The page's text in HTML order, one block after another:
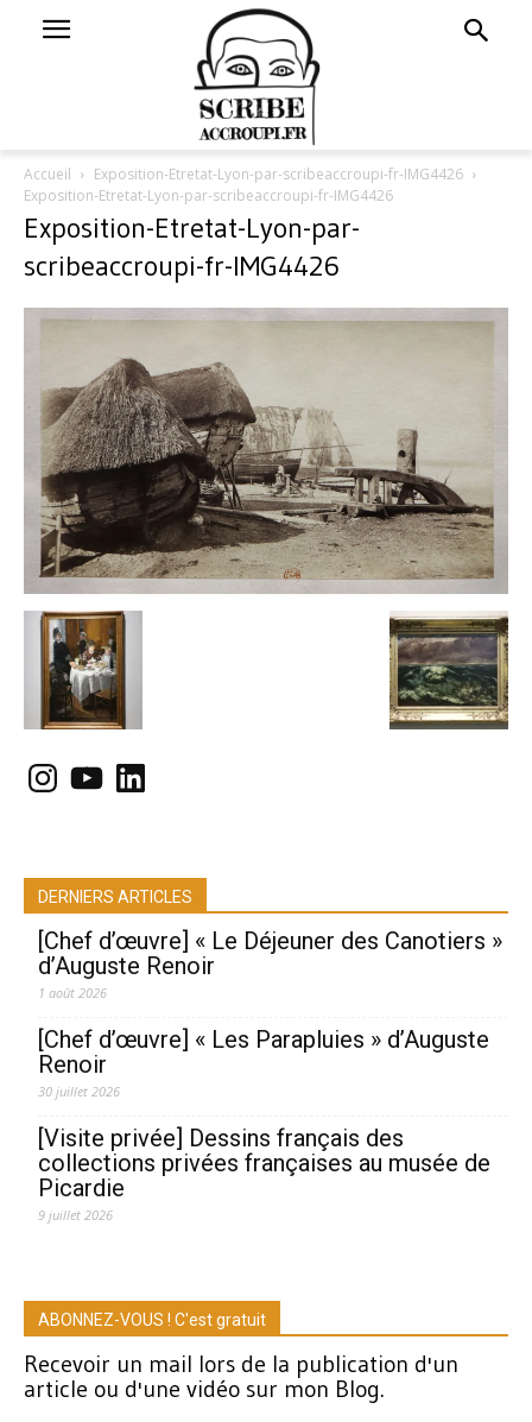
Accueil
Exposition-Etretat-Lyon-par-scribeaccroupi-fr-IMG4426
Exposition-Etretat-Lyon-par-scribeaccroupi-fr-IMG4426
Exposition-Etretat-Lyon-par-
scribeaccroupi-fr-IMG4426
Instagram
YouTubeLinkedIn
DERNIERS ARTICLES
[Chef d’œuvre] « Le Déjeuner des Canotiers »
d’Auguste Renoir
1 août 2026
[Chef d’œuvre] « Les Parapluies » d’Auguste
Renoir
30 juillet 2026
[Visite privée] Dessins français des
collections privées françaises au musée de
Picardie
9 juillet 2026
ABONNEZ-VOUS ! C'est gratuit
Recevoir un mail lors de la publication d'un
article ou d'une vidéo sur mon Blog.